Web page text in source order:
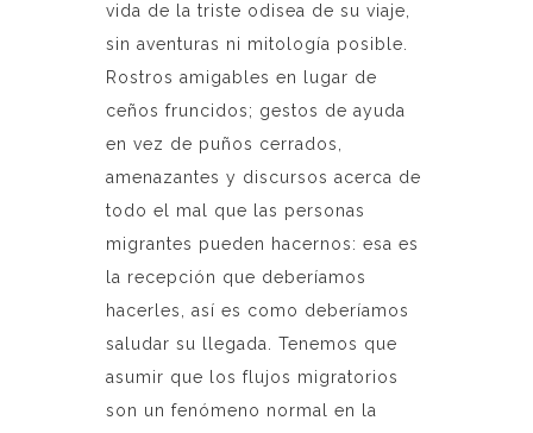
vida de la triste odisea de su viaje,
sin aventuras ni mitología posible.
Rostros amigables en lugar de
ceños fruncidos; gestos de ayuda
en vez de puños cerrados,
amenazantes y discursos acerca de
todo el mal que las personas
migrantes pueden hacernos: esa es
la recepción que deberíamos
hacerles, así es como deberíamos
saludar su llegada. Tenemos que
asumir que los flujos migratorios
son un fenómeno normal en la